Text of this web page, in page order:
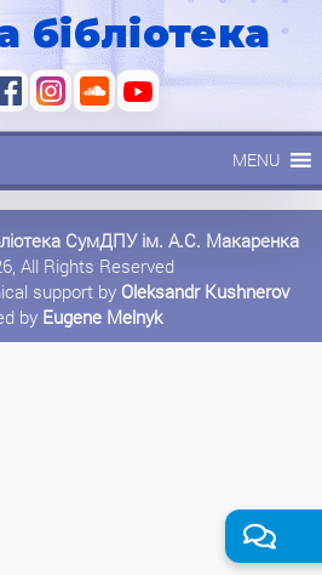
бібліотека
MENU
СумДПУ ім. А.С. Макаренка
All Rights Reserved
support by Oleksandr Kushnerov
by Eugene Melnyk